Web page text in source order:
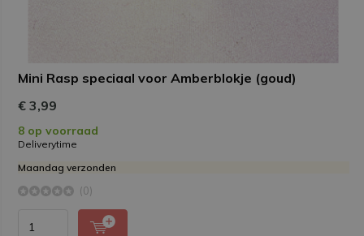
Mini Rasp speciaal voor Amberblokje (goud)
€ 3,99
8 op voorraad
Deliverytime
Maandag verzonden
(0)